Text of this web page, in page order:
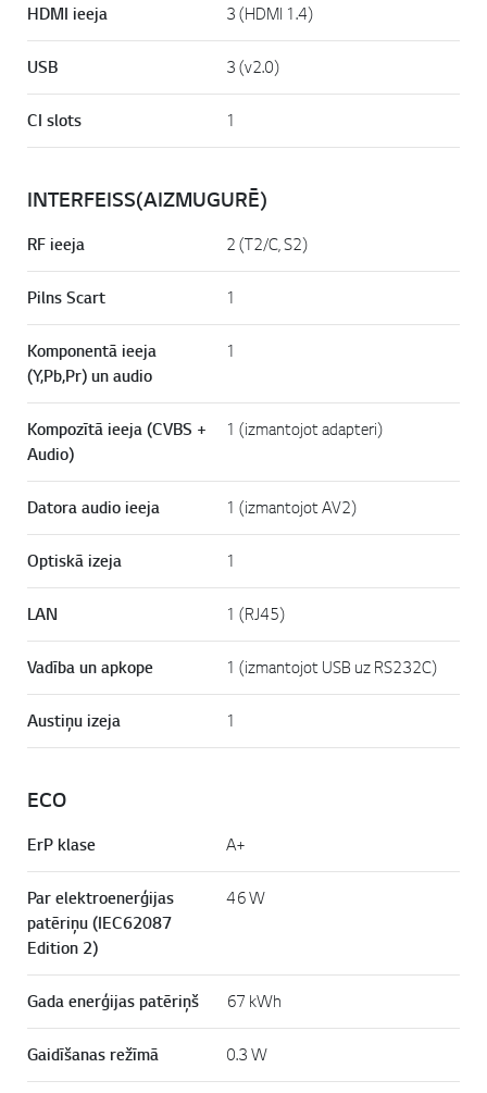
HDMI ieeja 3 (HDMI 1.4)
USB 3 (v2.0)
CI slots 1
INTERFEISS(AIZMUGURĒ)
RF ieeja 2 (T2/C, S2)
Pilns Scart 1
Komponentā ieeja
(Y,Pb,Pr) un audio
1
Kompozītā ieeja (CVBS +
Audio)
1 (izmantojot adapteri)
Datora audio ieeja 1 (izmantojot AV2)
Optiskā izeja 1
LAN 1 (RJ45)
Vadība un apkope 1 (izmantojot USB uz RS232C)
Austiņu izeja 1
ECO
ErP klase A+
Par elektroenerģijas
patēriņu (IEC62087
Edition 2)
46 W
Gada enerģijas patēriņš 67 kWh
Gaidīšanas režīmā 0.3 W